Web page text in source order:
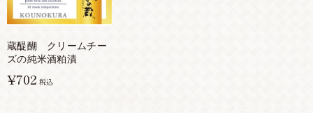
蔵醍醐 クリームチー
ズの純米酒粕漬
¥702 税込